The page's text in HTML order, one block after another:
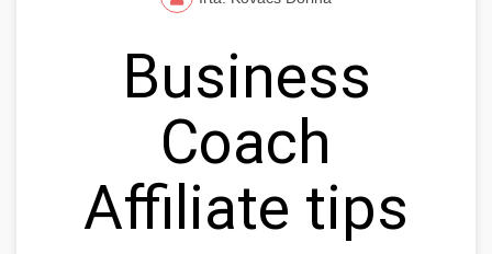
Business
Coach
Affiliate tips